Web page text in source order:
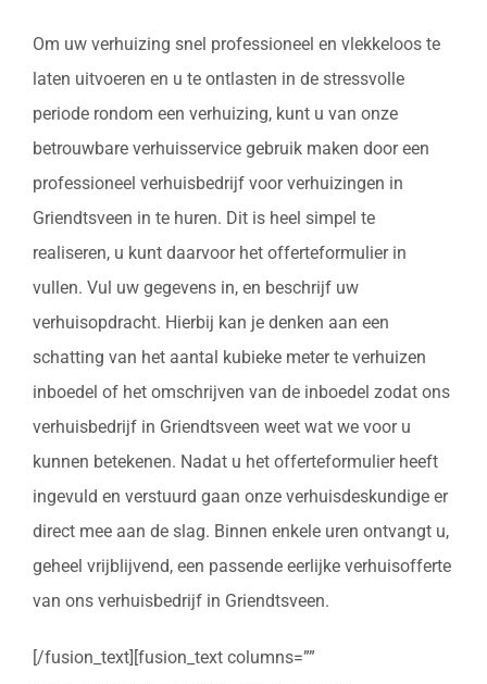
Om uw verhuizing snel professioneel en vlekkeloos te
laten uitvoeren en u te ontlasten in de stressvolle
periode rondom een verhuizing, kunt u van onze
betrouwbare verhuisservice gebruik maken door een
professioneel verhuisbedrijf voor verhuizingen in
Griendtsveen in te huren. Dit is heel simpel te
realiseren, u kunt daarvoor het offerteformulier in
vullen. Vul uw gegevens in, en beschrijf uw
verhuisopdracht. Hierbij kan je denken aan een
schatting van het aantal kubieke meter te verhuizen
inboedel of het omschrijven van de inboedel zodat ons
verhuisbedrijf in Griendtsveen weet wat we voor u
kunnen betekenen. Nadat u het offerteformulier heeft
ingevuld en verstuurd gaan onze verhuisdeskundige er
direct mee aan de slag. Binnen enkele uren ontvangt u,
geheel vrijblijvend, een passende eerlijke verhuisofferte
van ons verhuisbedrijf in Griendtsveen.
[/fusion_text][fusion_text columns=””